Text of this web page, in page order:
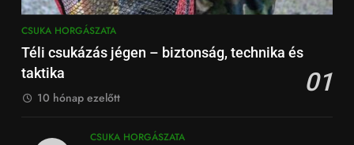
CSUKA HORGÁSZATA
Téli csukázás jégen – biztonság, technika és
taktika
01
10 hónap ezelőtt
CSUKA HORGÁSZATA